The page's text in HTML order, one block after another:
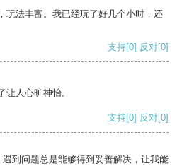
玩法丰富。我已经玩了好几个小时，还
支持[0] 反对[0]
人心旷神怡。
支持[0] 反对[0]
到问题总是能够得到妥善解决，让我能